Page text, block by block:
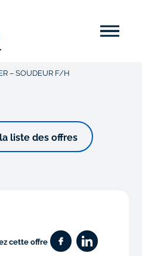
– SOUDEUR F/H
liste des offres
cette offre